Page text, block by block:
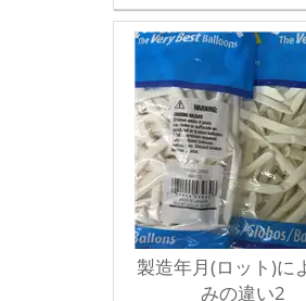
製造年月(ロット)に
みの違い2